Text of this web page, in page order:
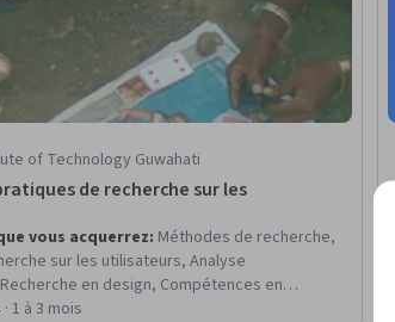
of Technology Guwahati
de recherche sur les
vous acquerrez: Méthodes de recherche,
sur les utilisateurs, Analyse
en design, Compétences en
Facilitation de la discussion, Expérience de
1 à 3 mois